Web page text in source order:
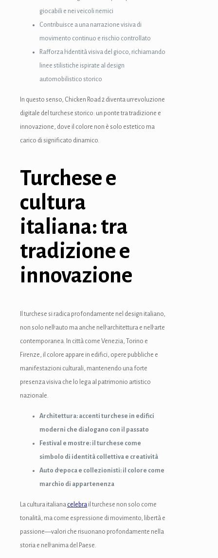
giocabili e nei veicoli nemici
Contribuisce a una narrazione visiva di
movimento continuo e rischio controllato
Rafforza l’identità visiva del gioco, richiamando
linee stilistiche ispirate al design
automobilistico storico
In questo senso, Chicken Road 2 diventa un’evoluzione
digitale del turchese storico: un ponte tra tradizione e
innovazione, dove il colore non è solo estetico ma
carico di significato dinamico.
Turchese e
cultura
italiana: tra
tradizione e
innovazione
Il turchese si radica profondamente nel design italiano,
non solo nell’auto ma anche nell’architettura e nell’arte
contemporanea. In città come Venezia, Torino e
Firenze, il colore appare in edifici, opere pubbliche e
manifestazioni culturali, mantenendo una forte
presenza visiva che lo lega al patrimonio artistico
nazionale.
Architettura: accenti turchese in edifici
moderni che dialogano con il passato
Festival e mostre: il turchese come
simbolo di identità collettiva e creatività
Auto d’epoca e collezionisti: il colore come
marchio di appartenenza
La cultura italiana celebra il turchese non solo come
tonalità, ma come espressione di movimento, libertà e
passione—valori che risuonano profondamente nella
storia e nell’anima del Paese.